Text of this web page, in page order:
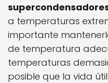
a temperaturas
importante
de temperatura
temperaturas
posible que la vida